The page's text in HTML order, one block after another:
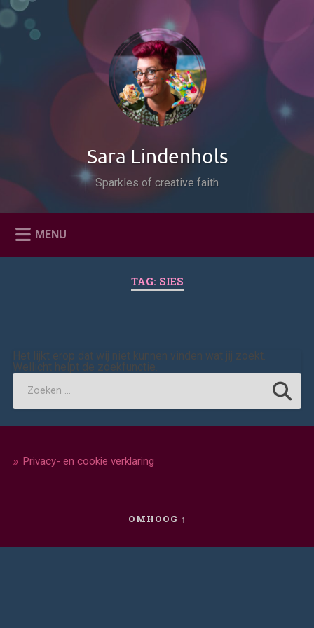
Naar
inhoud
Zoeken
Sara Lindenhols
Sparkles of creative faith
MENU
TAG: SIES
Het lijkt erop dat wij niet kunnen vinden wat jij zoekt.
Wellicht helpt de zoekfunctie.
Privacy- en cookie verklaring
OMHOOG ↑